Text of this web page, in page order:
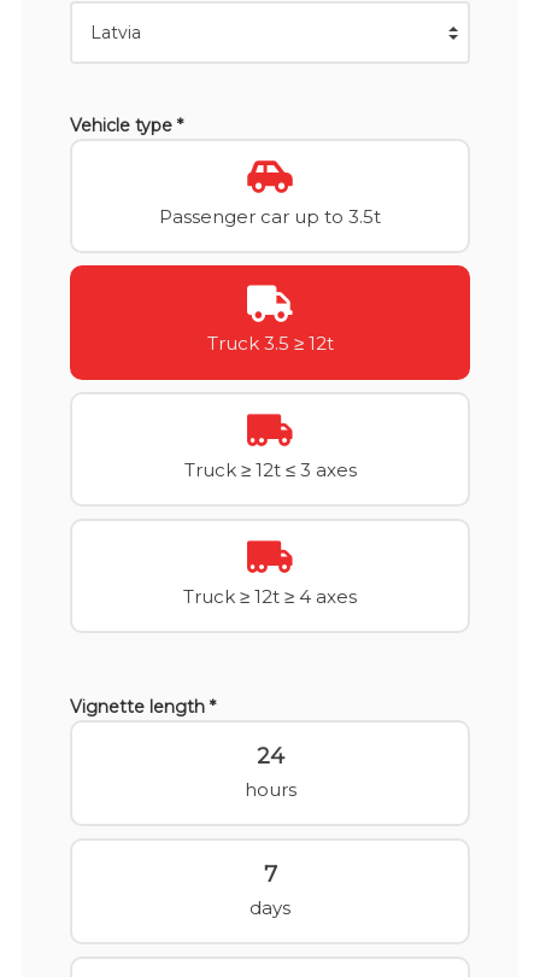
Vehicle type *
Passenger car up to 3.5t
Truck 3.5 ≥ 12t
Truck ≥ 12t ≤ 3 axes
Truck ≥ 12t ≥ 4 axes
Vignette length *
24
hours
7
days